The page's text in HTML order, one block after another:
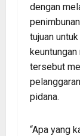
dengan
tujuan
tersebut
pidana.
“Apa yang